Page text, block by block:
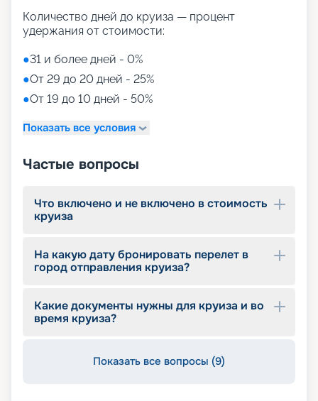
почерпнет что-то новое. Взрослые смогут
насладиться уникальной атмосферой казино и
проверить собственную удачливость, играя в
покер, рулетку, кости или автоматы, которых
здесь более 300.
Досуг
В плане корабля предусмотрена специально
Оформлена фитнес-зона с современными
тренажерами. Продуман маршрут по роликовым
Гости, предпочитающие спокойные культурные
мероприятия, по достоинству оценят
мюзиклов и кинотеатр.
Даже подробный обзор круизного лайнера не
Информацию о круизах, актуальных на 2026 -
Количество дней до круиза — процент
удержания от стоимости:
●31 и более дней - 0%
●От 29 до 20 дней - 25%
●От 19 до 10 дней - 50%
Показать все условия
Частые вопросы
Что включено и не включено в стоимость
круиза
На какую дату бронировать перелет в
город отправления круиза?
Какие документы нужны для круиза и во
время круиза?
Показать все вопросы (9)